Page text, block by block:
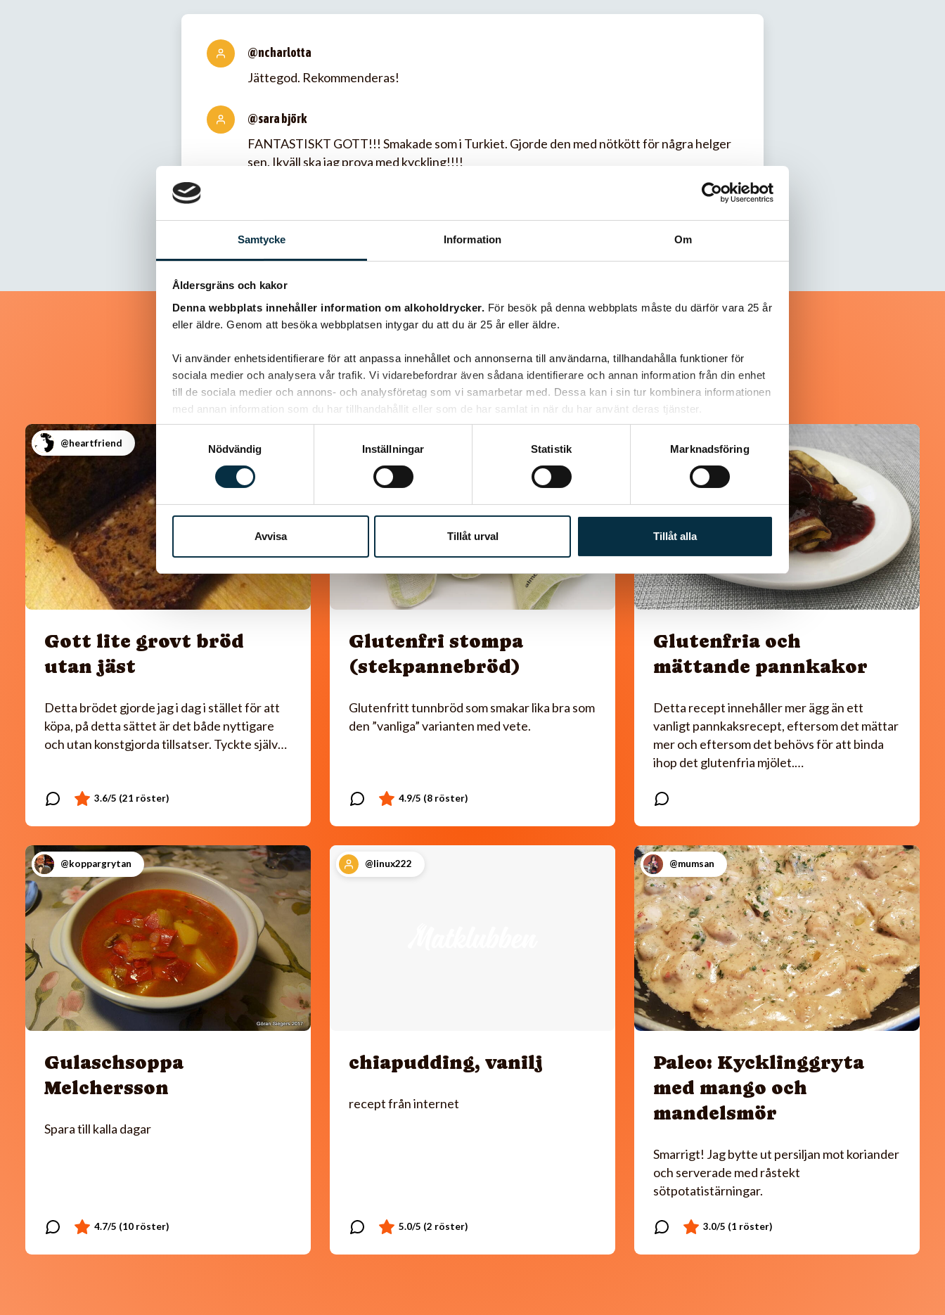
Samtycke Information Om
Åldersgräns och kakor
Denna webbplats innehåller information om alkoholdrycker. För besök på denna webbplats måste du därför vara 25 år
eller äldre. Genom att besöka webbplatsen intygar du att du är 25 år eller äldre.
Vi använder enhetsidentifierare för att anpassa innehållet och annonserna till användarna, tillhandahålla funktioner för
sociala medier och analysera vår trafik. Vi vidarebefordrar även sådana identifierare och annan information från din enhet
till de sociala medier och annons- och analysföretag som vi samarbetar med. Dessa kan i sin tur kombinera informationen
med annan information som du har tillhandahållit eller som de har samlat in när du har använt deras tjänster.
Nödvändig
Inställningar Statistik Marknadsföring
Avvisa Tillåt urval Tillåt alla
@ncharlotta
Jättegod. Rekommenderas!
@sara björk
FANTASTISKT GOTT!!! Smakade som i Turkiet. Gjorde den med nötkött för några helger
sen. Ikväll ska jag prova med kyckling!!!!
Liknande recept
@heartfriend
Gott lite grovt bröd
utan jäst
Detta brödet gjorde jag i dag i stället för att
köpa, på detta sättet är det både nyttigare
och utan konstgjorda tillsatser. Tyckte själv…
@asaeon
Glutenfri stompa
(stekpannebröd)
Glutenfritt tunnbröd som smakar lika bra som
den ”vanliga” varianten med vete.
@asaeon
Glutenfria och
mättande pannkakor
Detta recept innehåller mer ägg än ett
vanligt pannkaksrecept, eftersom det mättar
mer och eftersom det behövs för att binda
ihop det glutenfria mjölet.…
@koppargrytan
Gulaschsoppa
Melchersson
Spara till kalla dagar
@linux222
chiapudding, vanilj
recept från internet
@mumsan
Paleo: Kycklinggryta
med mango och
mandelsmör
Smarrigt! Jag bytte ut persiljan mot koriander
och serverade med råstekt
sötpotatistärningar.